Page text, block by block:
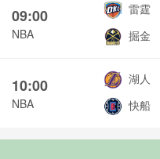
09:00
NBA
雷霆
掘金
10:00
NBA
湖人
快船